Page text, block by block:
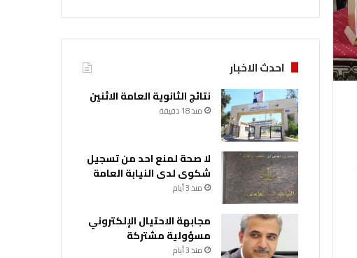
احدث الاخبار
نتائج الثانوية العامة الاثنين
منذ 18 دقيقة
لا صحة لمنع احد من تسجيل
شكوى لدى النيابة العامة
منذ 3 أيام
مجابهة الاحتيال الإلكتروني
مسؤولية مشتركة
منذ 3 أيام